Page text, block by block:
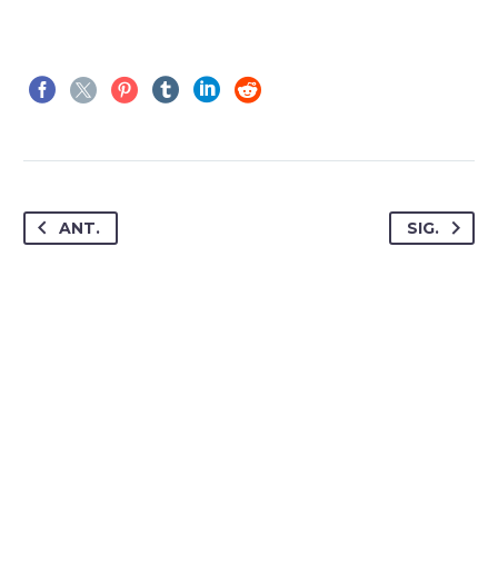
ANT. SIG.